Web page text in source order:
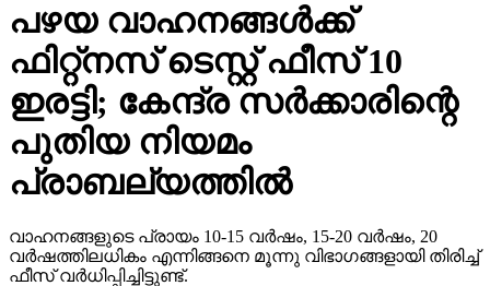
പഴയ വാഹനങ്ങള്‍ക്ക്
ഫിറ്റ്‌നസ് ടെസ്റ്റ് ഫീസ് 10
ഇരട്ടി; കേന്ദ്ര സര്‍ക്കാരിന്റെ
പുതിയ നിയമം
പ്രാബല്യത്തില്‍
വാഹനങ്ങളുടെ പ്രായം 10-15 വര്‍ഷം, 15-20 വര്‍ഷം, 20
വര്‍ഷത്തിലധികം എന്നിങ്ങനെ മൂന്നു വിഭാഗങ്ങളായി തിരിച്ച്
ഫീസ് വര്‍ധിപ്പിച്ചിട്ടുണ്ട്.